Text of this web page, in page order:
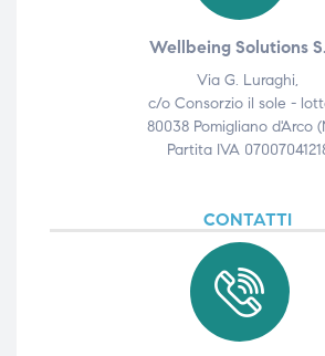
Wellbeing Solutions
Via G. Luraghi,
c/o Consorzio il sole -
80038 Pomigliano d'Arco
Partita IVA
CONTATTI